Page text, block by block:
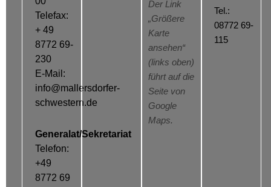
Telefax:
+ 49
8772 69-
230
E-Mail:
info@mallersdorfer-
schwestern.de
Generalat/Sekretariat
Telefon:
+49
8772 69
Der Link
„Größere
Karte
ansehen“
(links oben)
führt auf die
Seite von
Google
Maps.
Tel.:
08772 69-
115